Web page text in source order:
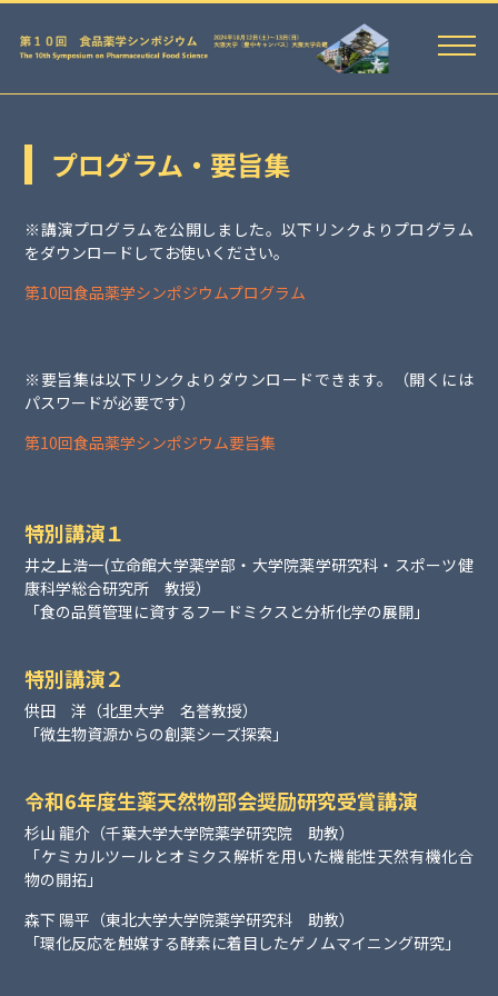
プログラム・要旨集
※講演プログラムを公開しました。以下リンクよりプログラム
をダウンロードしてお使いください。
第10回食品薬学シンポジウムプログラム
※要旨集は以下リンクよりダウンロードできます。（開くには
パスワードが必要です）
第10回食品薬学シンポジウム要旨集
特別講演１
井之上浩一(立命館大学薬学部・大学院薬学研究科・スポーツ健
康科学総合研究所 教授）
「食の品質管理に資するフードミクスと分析化学の展開」
特別講演２
供田 洋（北里大学 名誉教授）
「微生物資源からの創薬シーズ探索」
令和6年度生薬天然物部会奨励研究受賞講演
杉山 龍介（千葉大学大学院薬学研究院 助教）
「ケミカルツールとオミクス解析を用いた機能性天然有機化合
物の開拓」
森下 陽平（東北大学大学院薬学研究科 助教）
「環化反応を触媒する酵素に着目したゲノムマイニング研究」